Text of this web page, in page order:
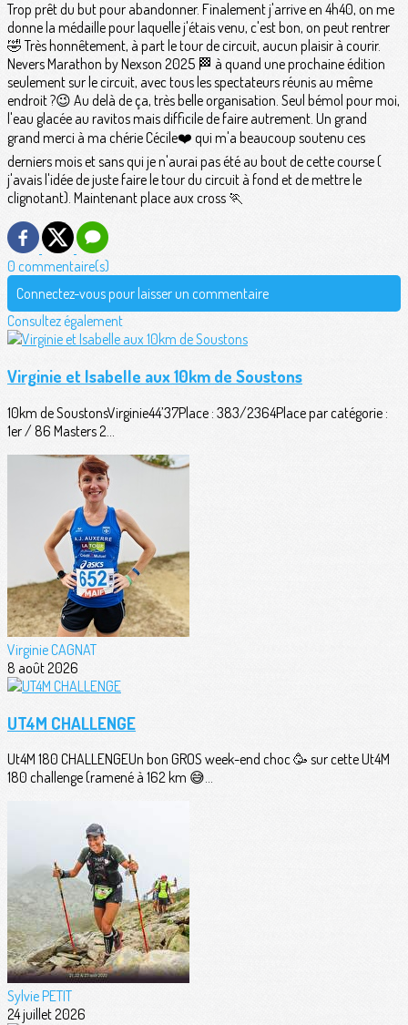
Trop prêt du but pour abandonner. Finalement j'arrive en 4h40, on me
donne la médaille pour laquelle j'étais venu, c'est bon, on peut rentrer
🤣 Très honnêtement, à part le tour de circuit, aucun plaisir à courir.
Nevers Marathon by Nexson 2025 🏁 à quand une prochaine édition
seulement sur le circuit, avec tous les spectateurs réunis au même
endroit ?😉 Au delà de ça, très belle organisation. Seul bémol pour moi,
l'eau glacée au ravitos mais difficile de faire autrement. Un grand
grand merci à ma chérie Cécile❤️ qui m'a beaucoup soutenu ces
derniers mois et sans qui je n'aurai pas été au bout de cette course (
j'avais l'idée de juste faire le tour du circuit à fond et de mettre le
clignotant). Maintenant place aux cross 🏃
0 commentaire(s)
Connectez-vous pour laisser un commentaire
Consultez également
Virginie et Isabelle aux 10km de Soustons
10km de SoustonsVirginie44’37Place : 383/2364Place par catégorie :
1er / 86 Masters 2...
Virginie CAGNAT
8 août 2026
UT4M CHALLENGE
Ut4M 180 CHALLENGEUn bon GROS week-end choc 🥳 sur cette Ut4M
180 challenge (ramené à 162 km 😅...
Sylvie PETIT
24 juillet 2026